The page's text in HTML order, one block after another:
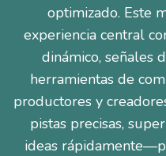
optimizado. Este
experiencia central
dinámico, señales
herramientas de
productores y
pistas precisas,
ideas